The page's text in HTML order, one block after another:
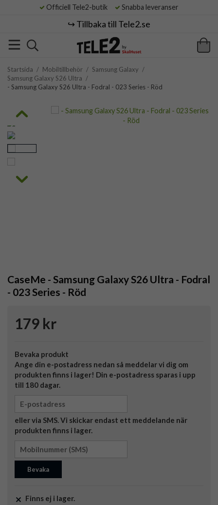
Officiell Tele2-butik Snabba leveranser
↪️ Tillbaka till Tele2.se
Startsida / Mobiltillbehör / Samsung Galaxy /
Samsung Galaxy S26 Ultra /
- Samsung Galaxy S26 Ultra - Fodral - 023 Series - Röd
CaseMe - Samsung Galaxy S26 Ultra - Fodral
- 023 Series - Röd
179 kr
Bevaka produkt
Ange din e-postadress nedan så meddelar vi dig om
produkten finns i lager! Din e-postadress sparas i upp
till 180 dagar.
eller via SMS. Vi skickar endast ett meddelande när
produkten finns i lager.
Bevaka
Finns ej i lager.